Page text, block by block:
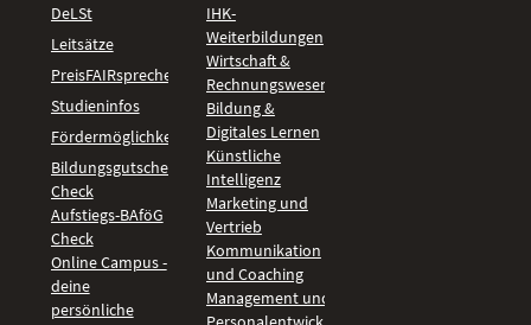
DeLSt
Leitsätze
PreisFAIRsprechen
Studieninfos
Fördermöglichkeiten
Bildungsgutschein
Check
Aufstiegs-BAföG
Check
Online Campus -
deine
persönliche
IHK-
Weiterbildungen
Wirtschaft &
Rechnungswesen
Bildung &
Digitales Lernen
Künstliche
Intelligenz
Marketing und
Vertrieb
Kommunikation
und Coaching
Management und